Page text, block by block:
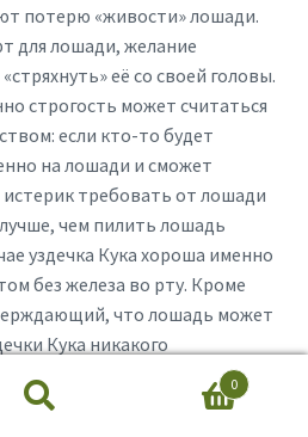
потерю «живости» лошади.
для лошади, желание
её со своей головы.
строгость может считаться
если кто-то будет
на лошади и сможет
истерик требовать от лошади
чем пилить лошадь
уздечка Кука хороша именно
без железа во рту. Кроме
что лошадь может
Кука никакого
Как при
вида амуниции важно
0